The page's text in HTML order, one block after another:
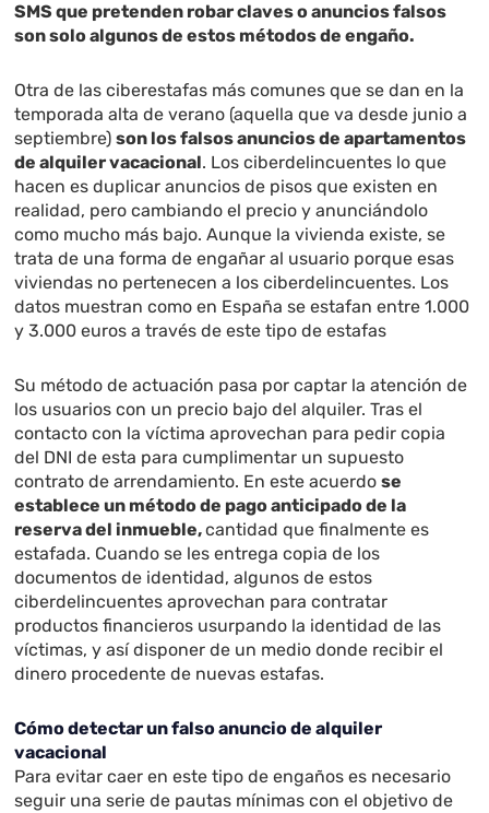
SMS que pretenden robar claves o anuncios falsos
son solo algunos de estos métodos de engaño.
Otra de las ciberestafas más comunes que se dan en la
temporada alta de verano (aquella que va desde junio a
septiembre)son los falsos anuncios de apartamentos
de alquiler vacacional. Los ciberdelincuentes lo que
hacen es duplicar anuncios de pisos que existen en
realidad, pero cambiando el precio y anunciándolo
como mucho más bajo. Aunque la vivienda existe, se
trata de una forma de engañar al usuario porque esas
viviendas no pertenecen a los ciberdelincuentes. Los
datos muestran como en España se estafan entre 1.000
y 3.000 euros a través de este tipo de estafas
Su método de actuación pasa por captar la atención de
los usuarios con un precio bajo del alquiler. Tras el
contacto con la víctima aprovechan para pedir copia
del DNI de esta para cumplimentar un supuesto
contrato de arrendamiento. En este acuerdose
establece un método de pago anticipado de la
reserva del inmueble,cantidad que finalmente es
estafada. Cuando se les entrega copia de los
documentos de identidad, algunos de estos
ciberdelincuentes aprovechan para contratar
productos financieros usurpando la identidad de las
víctimas, y así disponer de un medio donde recibir el
dinero procedente de nuevas estafas.
Cómo detectar un falso anuncio de alquiler
vacacional
Para evitar caer en este tipo de engaños es necesario
seguir una serie de pautas mínimas con el objetivo de